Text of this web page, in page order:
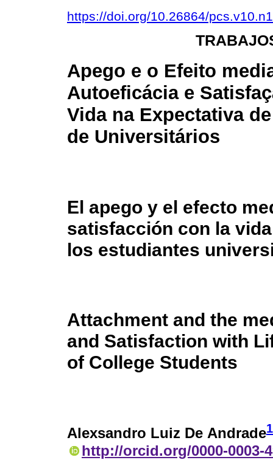
https://doi.org/10.26864/
Apego e o Efeito
Autoeficácia e
Vida na Expectativa
de Universitários
El apego y el efecto
satisfacción con la
los estudiantes
Attachment and the
and Satisfaction with
of College Students
Alexsandro Luiz De Andrade1
http://orcid.org/0000-0003-